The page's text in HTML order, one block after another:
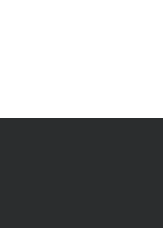
椅子可以乘涼 下午坐在
朱先生超客氣, 手藝又
不同的菜色 連家電都用